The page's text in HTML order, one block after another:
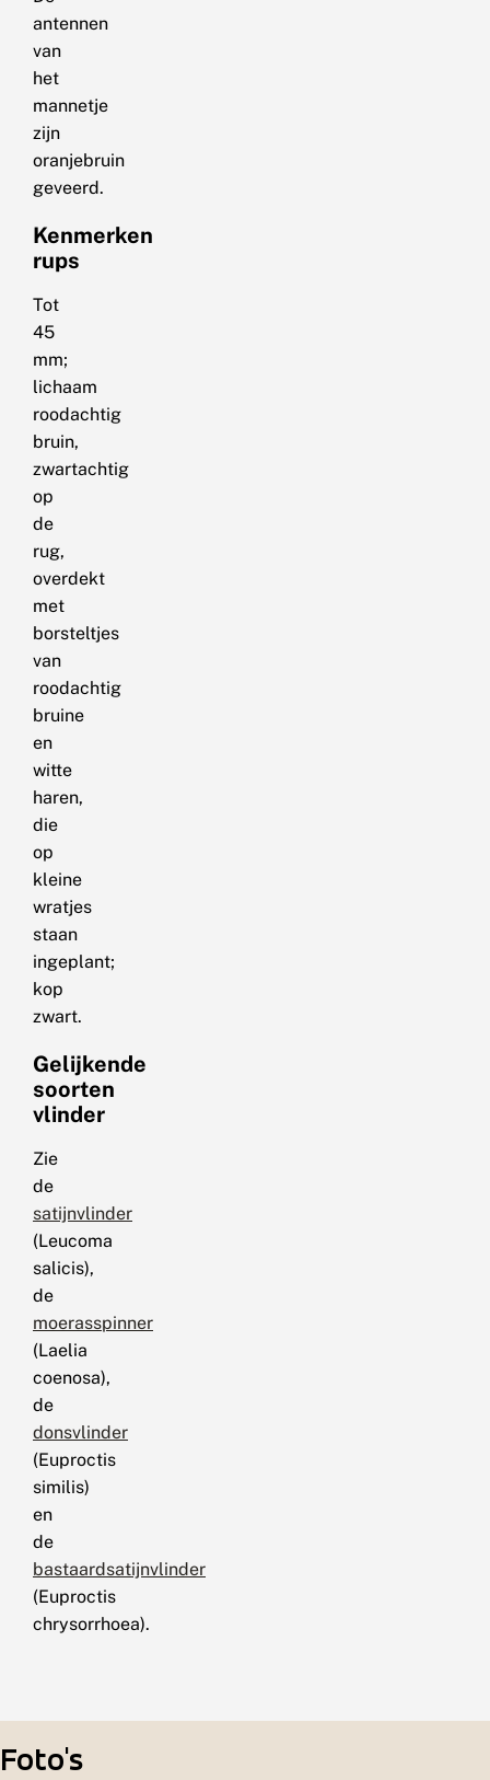
antennen
van
het
mannetje
zijn
oranjebruin
geveerd.
Kenmerken
rups
Tot
45
mm;
lichaam
roodachtig
bruin,
zwartachtig
op
de
rug,
overdekt
met
borsteltjes
van
roodachtig
bruine
en
witte
haren,
die
op
kleine
wratjes
staan
ingeplant;
kop
zwart.
Gelijkende
soorten
vlinder
Zie
de
satijnvlinder
(Leucoma
salicis),
de
moerasspinner
(Laelia
coenosa),
de
donsvlinder
(Euproctis
similis)
en
de
bastaardsatijnvlinder
(Euproctis
chrysorrhoea).
Foto's